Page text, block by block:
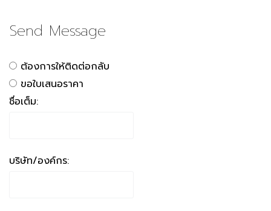
Send Message
ต้องการให้ติดต่อกลับ
ขอใบเสนอราคา
ชื่อเต็ม:
บริษัท/องค์กร: